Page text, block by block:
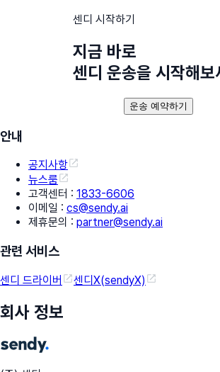
센디 시작하기
지금 바로
센디 운송을 시작해보
운송 예약하기
안내
공지사항
뉴스룸
고객센터 : 1833-6606
이메일 : cs@sendy.ai
제휴문의 : partner@sendy.ai
관련 서비스
센디 드라이버 센디X(sendyX)
회사 정보